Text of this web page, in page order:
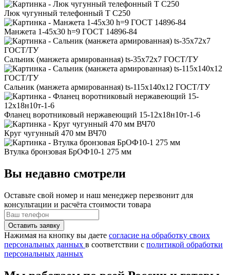
Люк чугунный телефонный Т С250
Манжета 1-45x30 h=9 ГОСТ 14896-84
Сальник (манжета армированная) ts-35x72x7 ГОСТ/ТУ
Сальник (манжета армированная) ts-115x140x12 ГОСТ/ТУ
Фланец воротниковый нержавеющий 15-12х18н10т-1-6
Круг чугунный 470 мм ВЧ70
Втулка бронзовая БрОФ10-1 275 мм
Вы недавно смотрели
Оставьте свой номер и наш менеджер перезвонит для
консультации и расчёта стоимости товара
Нажимая на кнопку вы даете согласие на обработку своих
персональных данных в соответствии с политикой обработки
персональных данных